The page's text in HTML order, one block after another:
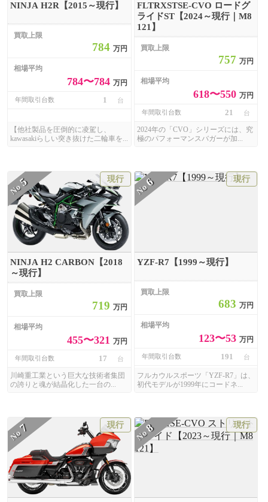
NINJA H2R【2015～現行】
買取上限
784 万円
相場平均
784〜784 万円
年間取引台数 1 台
【他社製品を圧倒的に凌駕し、
kawasakiらしい突き抜けた二輪車を...
FLTRXSTSE-CVO ロードグ
ライドST【2024～現行｜M8
121】
買取上限
757万円
相場平均
618〜550万円
年間取引台数 21 台
2024年の「CVO」シリーズには、究
極のパフォーマンスバガーが加...
No5 現行
NINJA H2 CARBON【2018
～現行】
買取上限
719 万円
相場平均
455〜321 万円
年間取引台数 17 台
川崎重工業という巨大な技術者集団
の誇りと魂が結晶化した一台の...
No6 現行
YZF-R7【1999～現行】
買取上限
683万円
相場平均
123〜53万円
年間取引台数 191 台
フルカウルスポーツ「YZF-R7」は、
初代モデルが1999年にコードネ...
No
7 現行
No
8 現行